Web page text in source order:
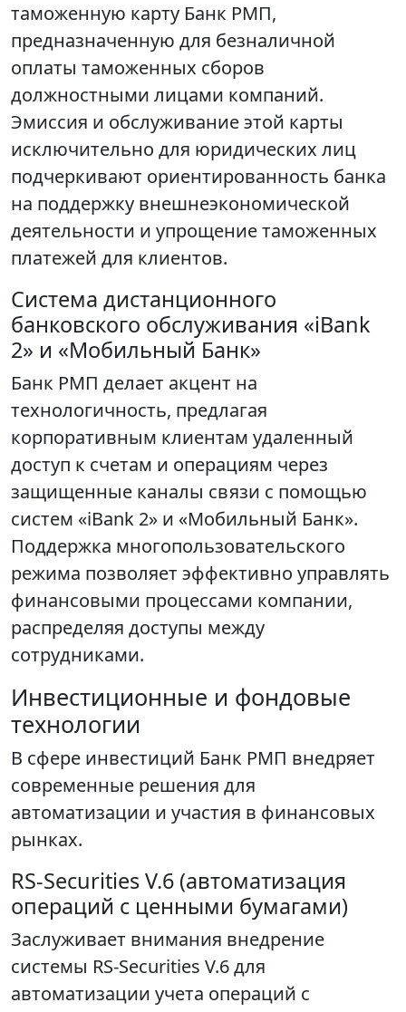
таможенную карту Банк РМП,
предназначенную для безналичной
оплаты таможенных сборов
должностными лицами компаний.
Эмиссия и обслуживание этой карты
исключительно для юридических лиц
подчеркивают ориентированность банка
на поддержку внешнеэкономической
деятельности и упрощение таможенных
платежей для клиентов.
Система дистанционного
банковского обслуживания «iBank
2» и «Мобильный Банк»
Банк РМП делает акцент на
технологичность, предлагая
корпоративным клиентам удаленный
доступ к счетам и операциям через
защищенные каналы связи с помощью
систем «iBank 2» и «Мобильный Банк».
Поддержка многопользовательского
режима позволяет эффективно управлять
финансовыми процессами компании,
распределяя доступы между
сотрудниками.
Инвестиционные и фондовые
технологии
В сфере инвестиций Банк РМП внедряет
современные решения для
автоматизации и участия в финансовых
рынках.
RS-Securities V.6 (автоматизация
операций с ценными бумагами)
Заслуживает внимания внедрение
системы RS-Securities V.6 для
автоматизации учета операций с